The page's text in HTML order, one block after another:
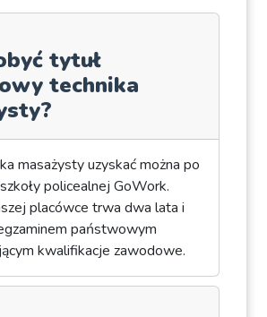
tytuł
technika
masażysty uzyskać można po
policealnej GoWork.
placówce trwa dwa lata i
państwowym
kwalifikacje zawodowe.